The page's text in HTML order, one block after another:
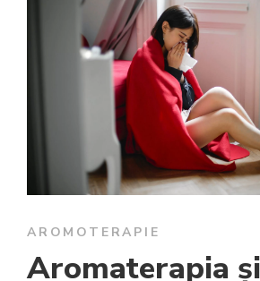
AROMOTERAPIE
Aromaterapia